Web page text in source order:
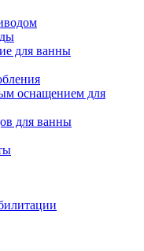
для ванны
оснащением для
для ванны